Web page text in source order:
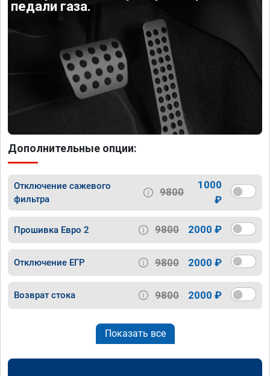
педали газа.
Дополнительные опции:
Отключение сажевого
фильтра
9800
1000
₽
Прошивка Евро 2 9800 2000 ₽
Отключение ЕГР 9800 2000 ₽
Возврат стока 9800 2000 ₽
Показать все